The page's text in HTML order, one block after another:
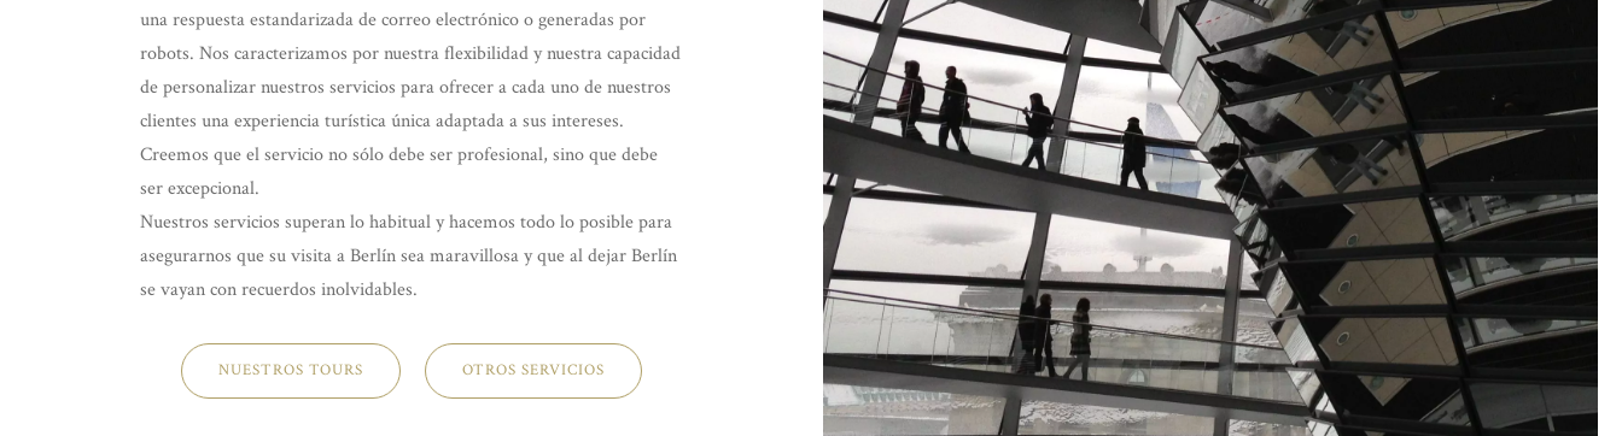
una respuesta estandarizada de correo electrónico o generadas por
robots. Nos caracterizamos por nuestra flexibilidad y nuestra capacidad
de personalizar nuestros servicios para ofrecer a cada uno de nuestros
clientes una experiencia turística única adaptada a sus intereses.
Creemos que el servicio no sólo debe ser profesional, sino que debe
ser excepcional.
Nuestros servicios superan lo habitual y hacemos todo lo posible para
asegurarnos que su visita a Berlín sea maravillosa y que al dejar Berlín
se vayan con recuerdos inolvidables.
NUESTROS TOURS OTROS SERVICIOS